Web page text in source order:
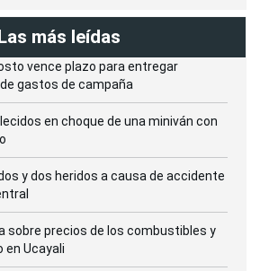
más leídas
vence plazo para entregar
gastos de campaña
en choque de una miniván con
y dos heridos a causa de accidente
sobre precios de los combustibles y
Ucayali